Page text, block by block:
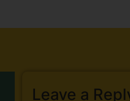
Leave a